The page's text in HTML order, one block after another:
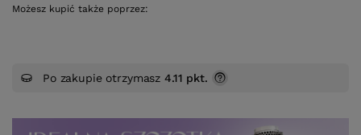
Możesz kupić także poprzez:
Po zakupie otrzymasz4.11 pkt.